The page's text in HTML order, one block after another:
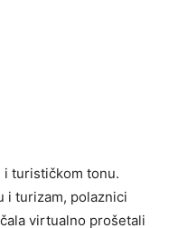
i turističkom tonu.
i turizam, polaznici
virtualno prošetali